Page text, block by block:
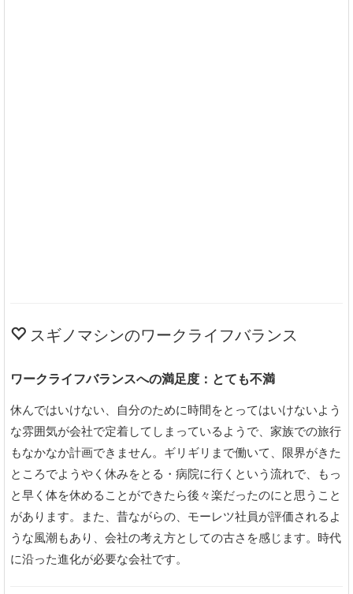
スギノマシンのワークライフバランス
ワークライフバランスへの満足度：とても不満
休んではいけない、自分のために時間をとってはいけないよう
な雰囲気が会社で定着してしまっているようで、家族での旅行
もなかなか計画できません。ギリギリまで働いて、限界がきた
ところでようやく休みをとる・病院に行くという流れで、もっ
と早く体を休めることができたら後々楽だったのにと思うこと
があります。また、昔ながらの、モーレツ社員が評価されるよ
うな風潮もあり、会社の考え方としての古さを感じます。時代
に沿った進化が必要な会社です。